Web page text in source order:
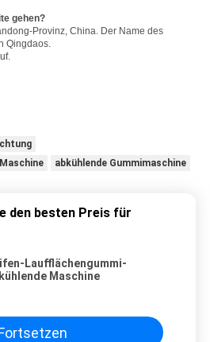
gehen?
Provinz, China. Der Name des
Qingdaos.
abkühlende Gummimaschine
den besten Preis für
Laufflächengummi-
Maschine